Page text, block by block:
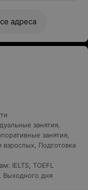
адреса
занятия,
занятия,
взрослых, Подготовка
: IELTS, TOEFL
, Выходного дня